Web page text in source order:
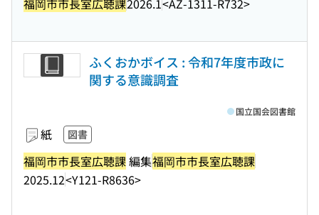
ふくおかボイス : 令和7年度市政に
関する意識調査
紙 図書
福岡市市長室広聴課編集福岡市市長室広聴課
2025.12<Y121-R8636>
国立国会図書館